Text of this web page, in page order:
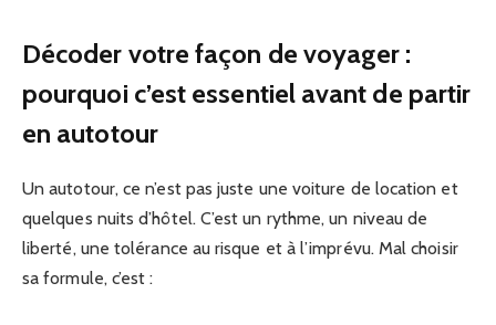
Décoder votre façon de voyager :
pourquoi c’est essentiel avant de partir
en autotour
Un autotour, ce n’est pas juste une voiture de location et
quelques nuits d’hôtel. C’est un rythme, un niveau de
liberté, une tolérance au risque et à l’imprévu. Mal choisir
sa formule, c’est :